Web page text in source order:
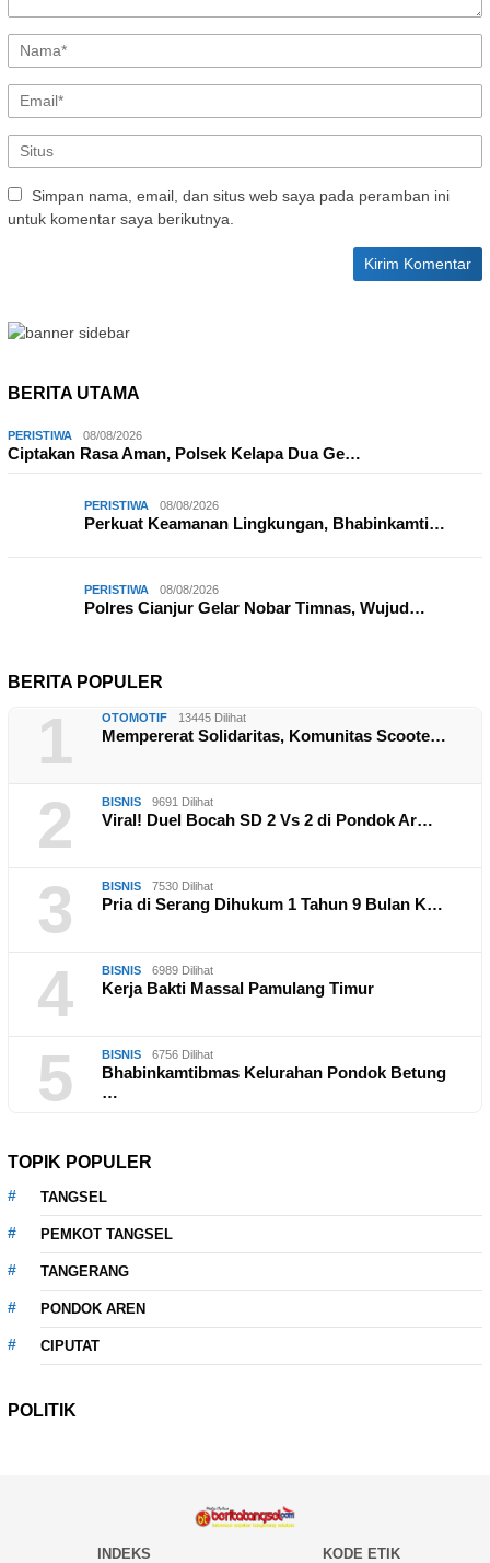
Simpan nama, email, dan situs web saya pada peramban ini
untuk komentar saya berikutnya.
BERITA UTAMA
PERISTIWA 08/08/2026
Ciptakan Rasa Aman, Polsek Kelapa Dua Ge…
PERISTIWA 08/08/2026
Perkuat Keamanan Lingkungan, Bhabinkamti…
PERISTIWA 08/08/2026
Polres Cianjur Gelar Nobar Timnas, Wujud…
BERITA POPULER
1 OTOMOTIF 13445 Dilihat
Mempererat Solidaritas, Komunitas Scoote…
2 BISNIS 9691 Dilihat
Viral! Duel Bocah SD 2 Vs 2 di Pondok Ar…
3 BISNIS 7530 Dilihat
Pria di Serang Dihukum 1 Tahun 9 Bulan K…
4 BISNIS 6989 Dilihat
Kerja Bakti Massal Pamulang Timur
5 BISNIS 6756 Dilihat
Bhabinkamtibmas Kelurahan Pondok Betung
…
TOPIK POPULER
TANGSEL
PEMKOT TANGSEL
TANGERANG
PONDOK AREN
CIPUTAT
POLITIK
INDEKS KODE ETIK